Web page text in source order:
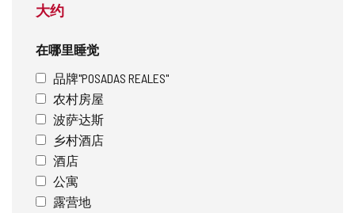
大约
在哪里睡觉
品牌"POSADAS REALES"
农村房屋
波萨达斯
乡村酒店
酒店
公寓
露营地